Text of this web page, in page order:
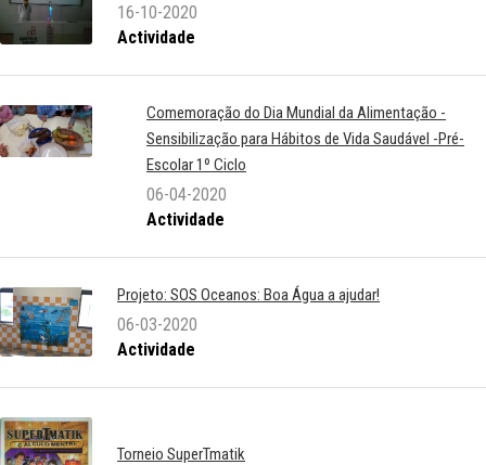
16-10-2020
Actividade
Comemoração do Dia Mundial da Alimentação -
Sensibilização para Hábitos de Vida Saudável -Pré-
Escolar 1º Ciclo
06-04-2020
Actividade
Projeto: SOS Oceanos: Boa Água a ajudar!
06-03-2020
Actividade
Torneio SuperTmatik